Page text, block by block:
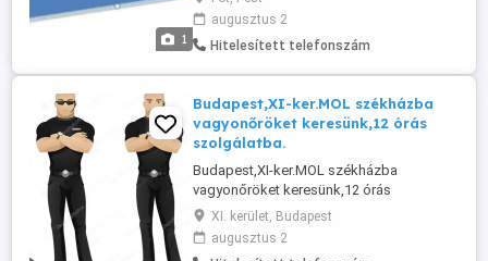
1
Munkaidő beosztás: Hétköznap: Éjszakai
műszak, napi 15 órában. Szombat: 12:00-
től 20 órás szolgálat. Vasárnap: 24 órás
augusztus 2
Hitelesített telefonszám
Budapest,XI-ker.MOL székházba
vagyonőröket keresünk,12 órás
szolgálatba.
Budapest,XI-ker.MOL székházba
vagyonőröket keresünk,12 órás
szolgálatba. Napi 12 órás,éjjel-nappal.
Nettó órabér:2000 Ft (teljes bejelentés)
Elvárásaink: -Érvényes vagyonőri
XI. kerület, Budapest
augusztus 2